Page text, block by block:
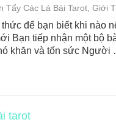
Tẩy Các Lá Bài Tarot, Giới
để bạn biết khi nào
Bạn tiếp nhận một bộ
khăn và tốn sức Người
tarot